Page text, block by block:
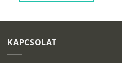
KAPCSOLAT